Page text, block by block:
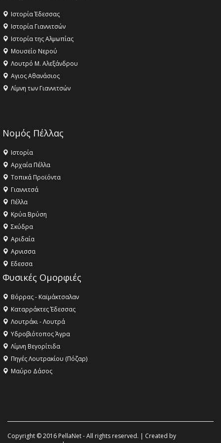
Ιστορία Έδεσσας
Ιστορία Γιαννιτσών
Ιστορία της Αλμωπίας
Μουσείο Νερού
Λουτρό Μ. Αλεξάνδρου
Αγιος Αθανάσιος
Λίμνη των Γιαννιτσών
Νομός Πέλλας
Ιστορία
Αρχαία Πέλλα
Τοπικά Προϊόντα
Γιαννιτσά
Πέλλα
Κρύα Βρύση
Σκύδρα
Αριδαία
Aρνισσα
Eδεσσα
Φυσικές Ομορφιές
Βόρρας - Καϊμάκτσαλαν
Καταρράκτες Έδεσσας
Λουτράκι - Λουτρά
Υδροβιότοπος Άγρα
Λίμνη Βεγορίτιδα
Πηγές Λουτρακίου (Πόζαρ)
Μαύρο Δάσος
Copyright © 2016 PellaNet - All rights reserved. | Created by